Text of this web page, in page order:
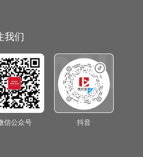
我们
信公众号 抖音